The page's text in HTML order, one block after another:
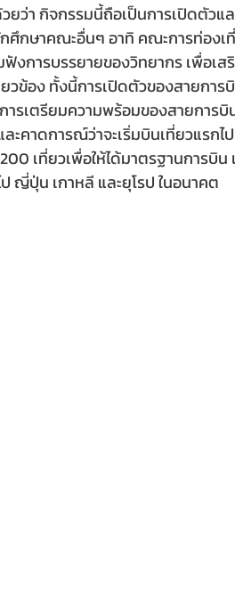
ว่า กิจกรรมนี้ถือเป็นการเปิดตัวแ
ศึกษาคณะอื่นๆ อาทิ คณะการท่อง
งการบรรยายของวิทยากร เพื่อเส
ยวข้อง ทั้งนี้การเปิดตัวของสายก
รเตรียมความพร้อมของสายการ
ะคาดการณ์ว่าจะเริ่มบินเที่ยวแรกไ
เที่ยวเพื่อให้ได้มาตรฐานการบิ
ญี่ปุ่น เกาหลี และยุโรป ในอนาคต